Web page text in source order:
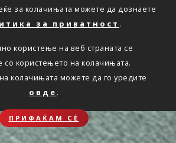
за колачињата можете да дознаете
за приватност .
користење на веб страната се
со користењето на колачињата.
колачињата можете да го уредите
овде .
ПРИФАЌАМ СЀ